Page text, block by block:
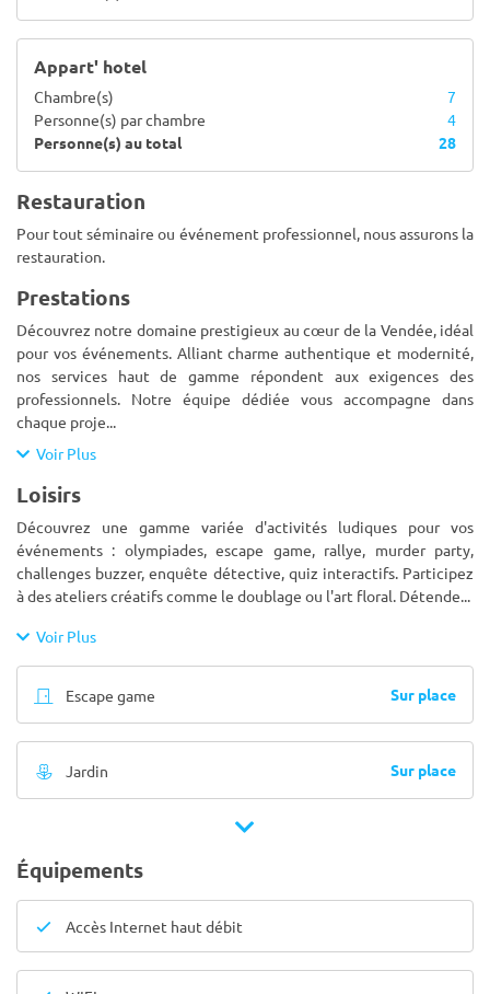
Appart' hotel
Chambre(s)
7
Personne(s) par chambre
4
Personne(s) au total
28
Restauration
Pour tout séminaire ou événement professionnel, nous assurons la
restauration.
Prestations
Découvrez notre domaine prestigieux au cœur de la Vendée, idéal
pour vos événements. Alliant charme authentique et modernité,
nos services haut de gamme répondent aux exigences des
professionnels. Notre équipe dédiée vous accompagne dans
chaque proje...
Voir Plus
Loisirs
Découvrez une gamme variée d'activités ludiques pour vos
événements : olympiades, escape game, rallye, murder party,
challenges buzzer, enquête détective, quiz interactifs. Participez
à des ateliers créatifs comme le doublage ou l'art floral. Détende...
Voir Plus
Escape game Sur place
Jardin Sur place
Équipements
Accès Internet haut débit